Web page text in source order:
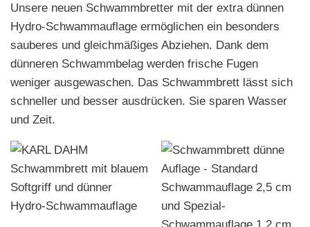
Unsere neuen Schwammbretter mit der extra dünnen
Hydro-Schwammauflage ermöglichen ein besonders
sauberes und gleichmäßiges Abziehen. Dank dem
dünneren Schwammbelag werden frische Fugen
weniger ausgewaschen. Das Schwammbrett lässt sich
schneller und besser ausdrücken. Sie sparen Wasser
und Zeit.